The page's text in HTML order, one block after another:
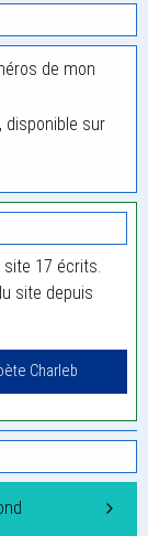
de mon
disponible sur
site 17 écrits.
site depuis
Charleb